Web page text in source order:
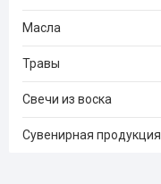
Масла
Травы
Свечи из воска
Сувенирная продукция